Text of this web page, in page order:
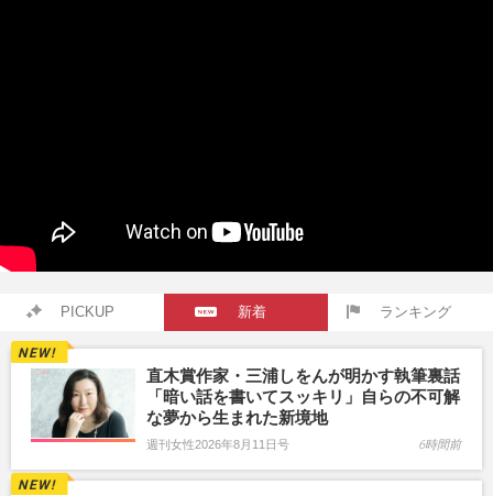
PICKUP 新着 ランキング
直木賞作家・三浦しをんが明かす執筆裏話
「暗い話を書いてスッキリ」自らの不可解
な夢から生まれた新境地
週刊女性2026年8月11日号 6時間前